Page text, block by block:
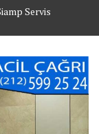
Servis